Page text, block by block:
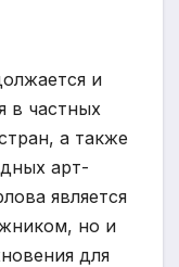
и
в частных
а также
арт-
является
но и
для